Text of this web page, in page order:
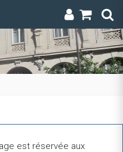
est réservée aux